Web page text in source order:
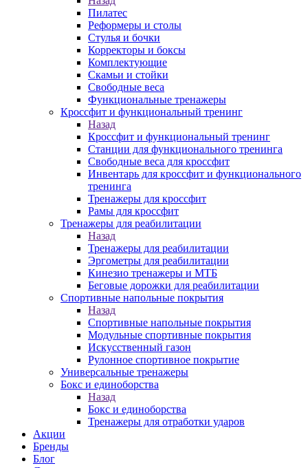
Пилатес
Реформеры и столы
Стулья и бочки
Корректоры и боксы
Комплектующие
Скамьи и стойки
Свободные веса
Функциональные тренажеры
Кроссфит и функциональный тренинг
Назад
Кроссфит и функциональный тренинг
Станции для функционального тренинга
Свободные веса для кроссфит
Инвентарь для кроссфит и функционального
тренинга
Тренажеры для кроссфит
Рамы для кроссфит
Тренажеры для реабилитации
Назад
Тренажеры для реабилитации
Эргометры для реабилитации
Кинезио тренажеры и МТБ
Беговые дорожки для реабилитации
Спортивные напольные покрытия
Назад
Спортивные напольные покрытия
Модульные спортивные покрытия
Искусственный газон
Рулонное спортивное покрытие
Универсальные тренажеры
Бокс и единоборства
Назад
Бокс и единоборства
Тренажеры для отработки ударов
Акции
Бренды
Блог